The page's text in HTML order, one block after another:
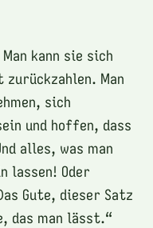
kann sie sich
Man
sich
und hoffen, dass
alles, was man
lassen! Oder
Gute, dieser Satz
das man lässt.“